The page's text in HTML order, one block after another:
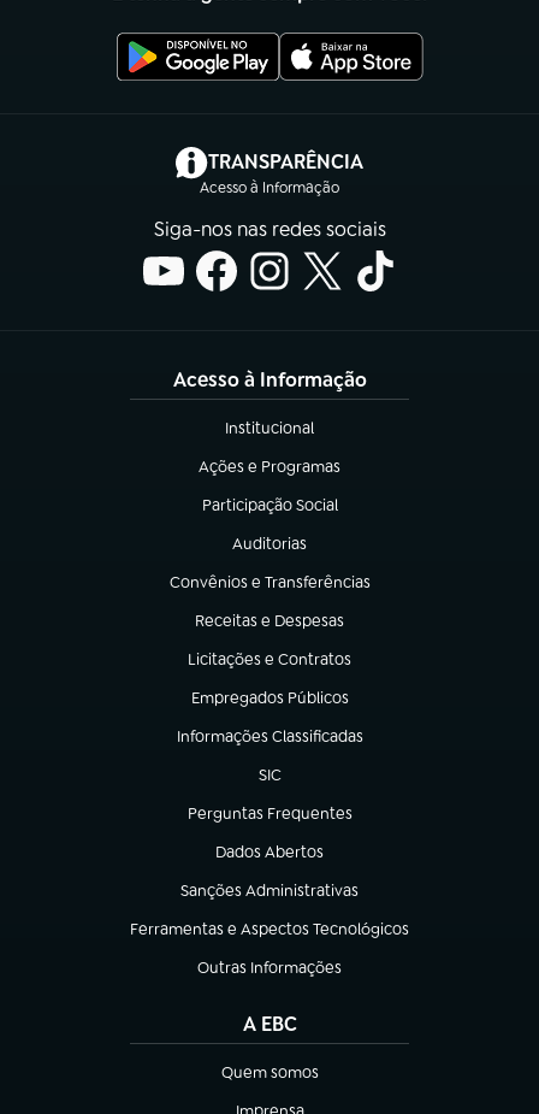
TRANSPARÊNCIA
Acesso à Informação
(abre em nova aba)
Siga-nos nas redes sociais
Acesso à Informação
Institucional
(abre em nova aba)
Ações e Programas
(abre em nova aba)
Participação Social
(abre em nova aba)
Auditorias
(abre em nova aba)
Convênios e Transferências
(abre em nova aba)
Receitas e Despesas
(abre em nova aba)
Licitações e Contratos
(abre em nova aba)
Empregados Públicos
(abre em nova aba)
Informações Classificadas
(abre em nova aba)
SIC
(abre em nova aba)
Perguntas Frequentes
(abre em nova aba)
Dados Abertos
(abre em nova aba)
Sanções Administrativas
(abre em nova aba)
Ferramentas e Aspectos Tecnológicos
(abre em nova aba)
Outras Informações
(abre em nova aba)
A EBC
Quem somos
(abre em nova aba)